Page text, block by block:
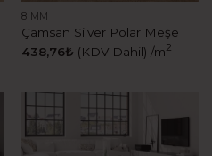
8 MM
Çamsan Silver Polar Meşe
438,76₺ (KDV Dahil) /m2